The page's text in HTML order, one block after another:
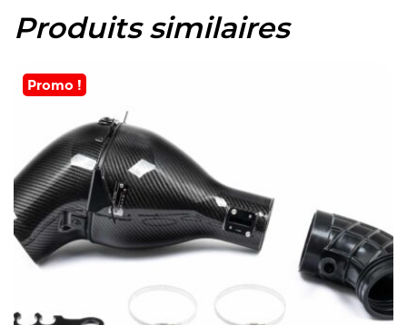
Produits similaires
Promo !